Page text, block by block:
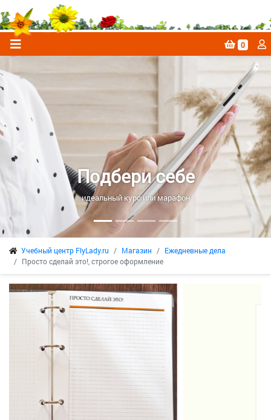
0
Подбери себе
идеальный курс или марафон
Next
Учебный центр FlyLady.ru Магазин
Ежедневные дела
Просто сделай это!, строгое оформление